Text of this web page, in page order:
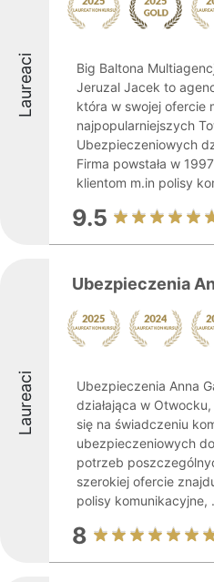
Laureaci
Big Baltona
Jeruzal Jacek to
która w swojej ofercie
najpopularniejszych
Ubezpieczeniowych
Firma powstała w
klientom m.in polisy
9.5
Laureaci
Ubezpieczenia
Ubezpieczenia Anna
działająca w
się na świadczeniu
ubezpieczeniowych
potrzeb
szerokiej ofercie
polisy komunikacyjne,
8